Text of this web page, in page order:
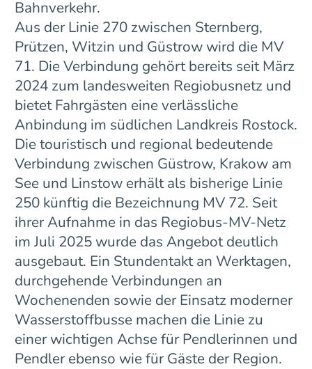
Bahnverkehr.
Aus der Linie 270 zwischen Sternberg,
Prützen, Witzin und Güstrow wird die MV
71. Die Verbindung gehört bereits seit März
2024 zum landesweiten Regiobusnetz und
bietet Fahrgästen eine verlässliche
Anbindung im südlichen Landkreis Rostock.
Die touristisch und regional bedeutende
Verbindung zwischen Güstrow, Krakow am
See und Linstow erhält als bisherige Linie
250 künftig die Bezeichnung MV 72. Seit
ihrer Aufnahme in das Regiobus-MV-Netz
im Juli 2025 wurde das Angebot deutlich
ausgebaut. Ein Stundentakt an Werktagen,
durchgehende Verbindungen an
Wochenenden sowie der Einsatz moderner
Wasserstoffbusse machen die Linie zu
einer wichtigen Achse für Pendlerinnen und
Pendler ebenso wie für Gäste der Region.